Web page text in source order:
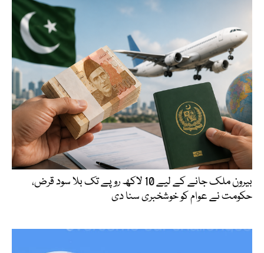
بیرون ملک جانے کے لیے 10 لاکھ روپے تک بلا سود قرض،
حکومت نے عوام کو خوشخبری سنا دی